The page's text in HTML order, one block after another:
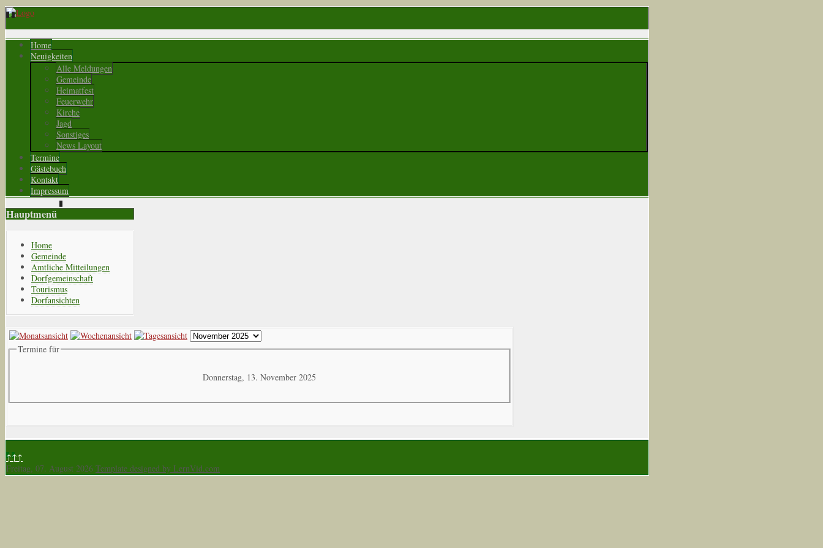
Home
Neuigkeiten
Alle Meldungen
Gemeinde
Heimatfest
Feuerwehr
Kirche
Jagd
Sonstiges
News Layout
Termine
Gästebuch
Kontakt
Impressum
Hauptmenü
Home
Gemeinde
Amtliche Mitteilungen
Dorfgemeinschaft
Tourismus
Dorfansichten
Termine für
Donnerstag, 13. November 2025
↑↑↑
Freitag, 07. August 2026 Template designed by LernVid.com